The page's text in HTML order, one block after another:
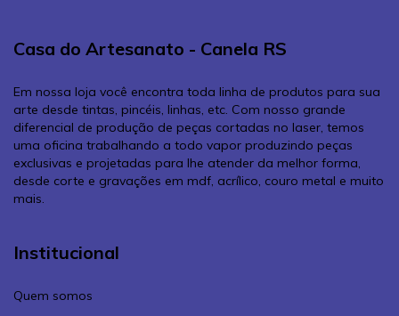
Casa do Artesanato - Canela RS
Em nossa loja você encontra toda linha de produtos para sua
arte desde tintas, pincéis, linhas, etc. Com nosso grande
diferencial de produção de peças cortadas no laser, temos
uma oficina trabalhando a todo vapor produzindo peças
exclusivas e projetadas para lhe atender da melhor forma,
desde corte e gravações em mdf, acrílico, couro metal e muito
mais.
Institucional
Quem somos